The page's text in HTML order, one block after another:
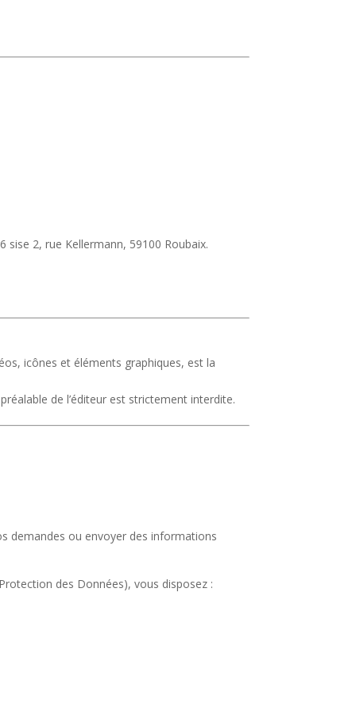
sise 2, rue Kellermann, 59100 Roubaix.
icônes et éléments graphiques, est la
de l’éditeur est strictement interdite.
demandes ou envoyer des informations
des Données), vous disposez :